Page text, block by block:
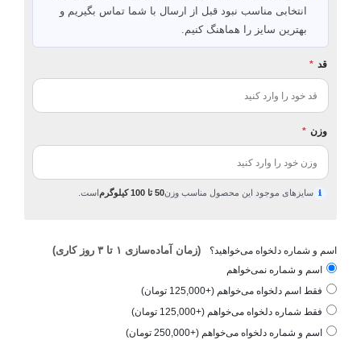
انتخابی مناسب نبود قبل از ارسال با شما تماس بگیریم و
بهترین سایز را هماهنگ کنیم.
قد *
وزن *
ℹ سایزهای موجود این محصول مناسب وزن50 تا 100 کیلوگرم است.
اسم و شماره دلخواه می‌خواهید؟ (زمان آماده‌سازی ۱ تا ۳ روز کاری)
اسم و شماره نمی‌خواهم
فقط اسم دلخواه می‌خواهم (+125,000 تومان)
فقط شماره دلخواه می‌خواهم (+125,000 تومان)
اسم و شماره دلخواه می‌خواهم (+250,000 تومان)